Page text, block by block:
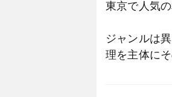
東京で人気
ジャンルは
理を主体に